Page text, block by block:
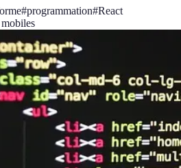
#programmation#React